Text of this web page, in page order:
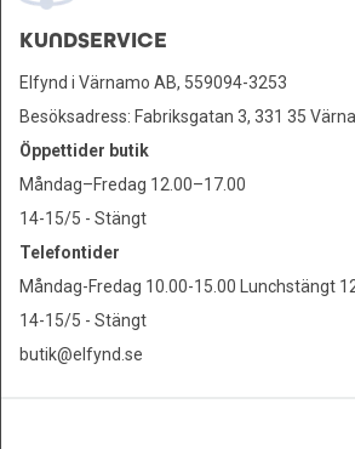
KUNDSERVICE
Elfynd i Värnamo AB, 559094-3253
Besöksadress: Fabriksgatan 3, 331 35
Öppettider butik
Måndag–Fredag 12.00–17.00
14-15/5 - Stängt
Telefontider
Måndag-Fredag 10.00-15.00 Lunchstängt
14-15/5 - Stängt
butik@elfynd.se